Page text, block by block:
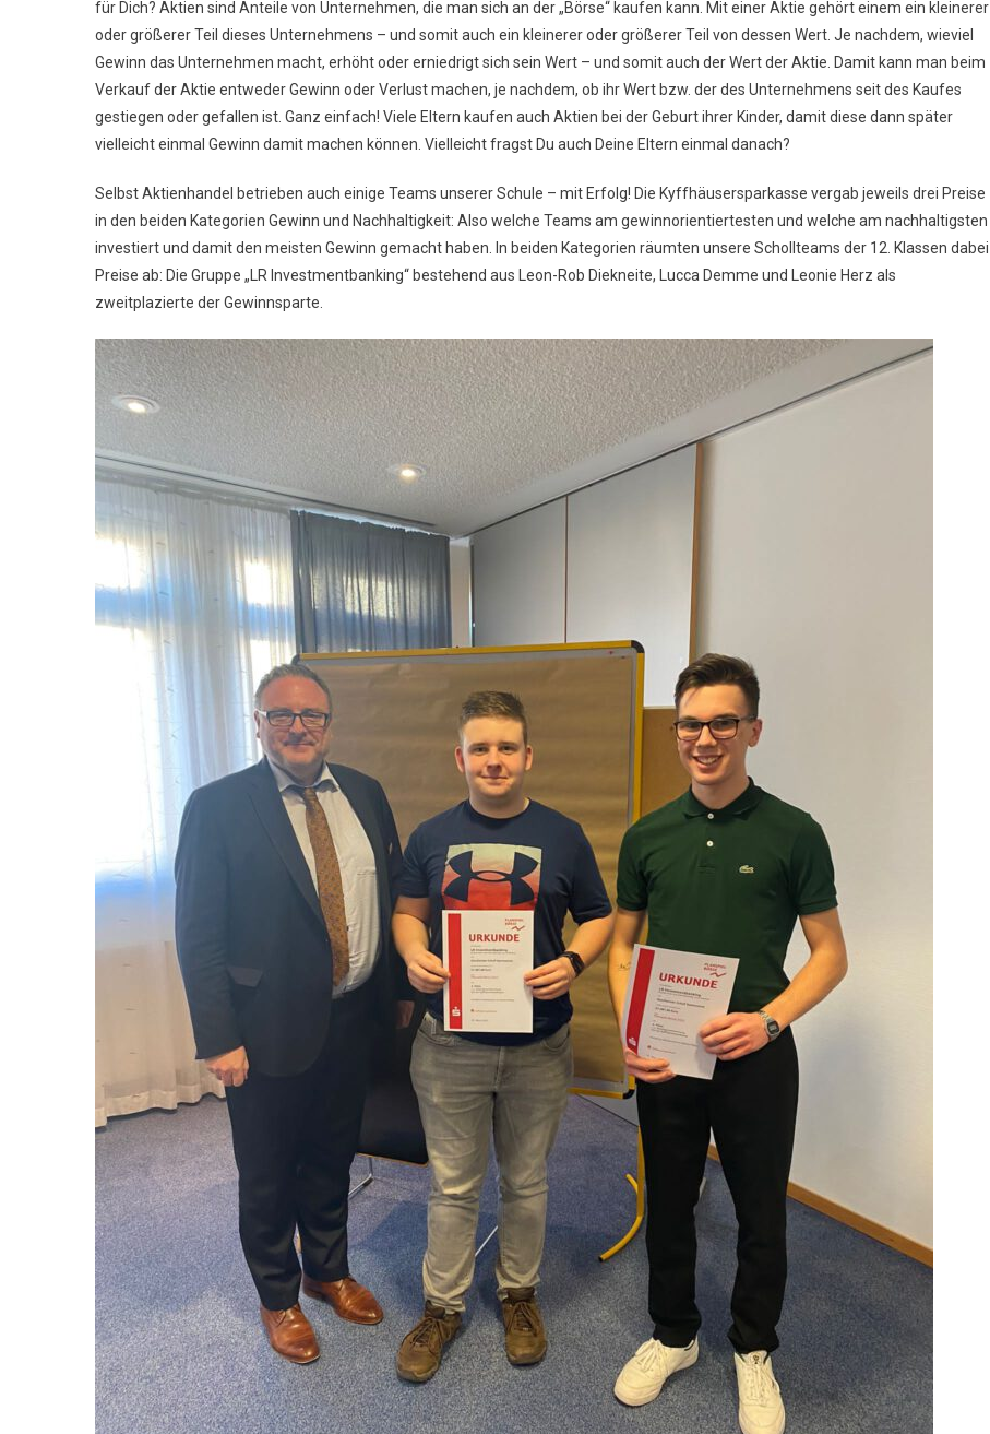
für Dich? Aktien sind Anteile von Unternehmen, die man sich an der „Börse“ kaufen kann. Mit einer Aktie gehört einem ein kleinerer
oder größerer Teil dieses Unternehmens – und somit auch ein kleinerer oder größerer Teil von dessen Wert. Je nachdem, wieviel
Gewinn das Unternehmen macht, erhöht oder erniedrigt sich sein Wert – und somit auch der Wert der Aktie. Damit kann man beim
Verkauf der Aktie entweder Gewinn oder Verlust machen, je nachdem, ob ihr Wert bzw. der des Unternehmens seit des Kaufes
gestiegen oder gefallen ist. Ganz einfach! Viele Eltern kaufen auch Aktien bei der Geburt ihrer Kinder, damit diese dann später
vielleicht einmal Gewinn damit machen können. Vielleicht fragst Du auch Deine Eltern einmal danach?
Selbst Aktienhandel betrieben auch einige Teams unserer Schule – mit Erfolg! Die Kyffhäusersparkasse vergab jeweils drei Preise
in den beiden Kategorien Gewinn und Nachhaltigkeit: Also welche Teams am gewinnorientiertesten und welche am nachhaltigsten
investiert und damit den meisten Gewinn gemacht haben. In beiden Kategorien räumten unsere Schollteams der 12. Klassen dabei
Preise ab: Die Gruppe „LR Investmentbanking“ bestehend aus Leon-Rob Diekneite, Lucca Demme und Leonie Herz als
zweitplazierte der Gewinnsparte.